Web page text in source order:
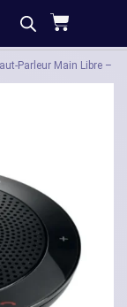
Caractéristiques
Parleur Main Libre –